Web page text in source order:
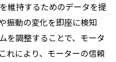
維持するためのデータを提
振動の変化を即座に検知
を調整することで、モータ
れにより、モーターの信頼